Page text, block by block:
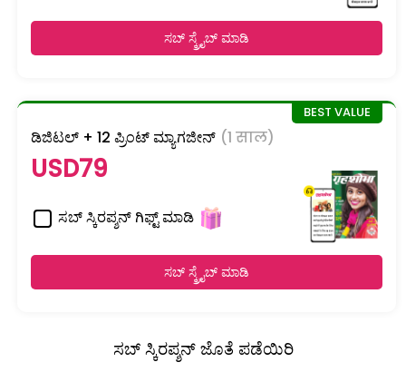
ಸಬ್ ಸ್ಕ್ರೈಬ್ ಮಾಡಿ
ಡಿಜಿಟಲ್ + 12 ಪ್ರಿಂಟ್ ಮ್ಯಾಗಜೀನ್ (1 साल)
USD79
ಸಬ್ ಸ್ಕಿರಪ್ಶನ್ ಗಿಫ್ಟ್ ಮಾಡಿ
ಸಬ್ ಸ್ಕ್ರೈಬ್ ಮಾಡಿ
ಸಬ್ ಸ್ಕಿರಪ್ಶನ್ ಜೊತೆ ಪಡೆಯಿರಿ